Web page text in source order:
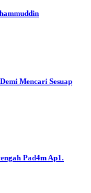
Mencari Sesuap
Pad4m Ap1.